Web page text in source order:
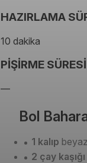
HAZIRLAMA
10 dakika
PİŞİRME SÜRESİ
—
Bol
1 kalıp
2 çay kaşığı